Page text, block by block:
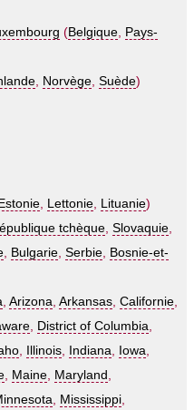
(Belgique, Pays-
, Norvège, Suède)
Estonie, Lettonie, Lituanie)
tchèque, Slovaquie,
, Bulgarie, Serbie, Bosnie-et-
, Arizona, Arkansas, Californie,
, District of Columbia,
, Illinois, Indiana, Iowa,
, Maine, Maryland ,
, Mississippi,